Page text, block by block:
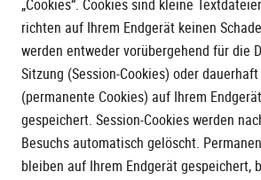
„Cookies“. Cookies sind kleine
richten auf Ihrem Endgerät keinen
werden entweder vorübergehend für die
Sitzung (Session-Cookies) oder dauerhaft
(permanente Cookies) auf Ihrem Endgerät
gespeichert. Session-Cookies werden
Besuchs automatisch gelöscht.
bleiben auf Ihrem Endgerät gespeichert,